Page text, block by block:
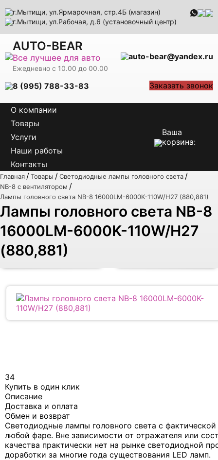
г.Мытищи, ул.Ярмарочная, стр.4Б (магазин)
г.Мытищи, ул.Рабочая, д.6 (установочный центр)
AUTO-BEAR
Все лучшее для авто
Ежедневно с 10.00 до 00.00
auto-bear@yandex.ru
8 (995) 788-33-83 Заказать звонок
О компании
Товары
Услуги
Наши работы
Контакты
Ваша
корзина:
Главная /Товары /Светодиодные лампы головного света /
NB-8 с вентилятором /
Лампы головного света NB-8 16000LM-6000K-110W/H27 (880,881)
Лампы головного света NB-8
16000LM-6000K-110W/H27
(880,881)
34
Купить в один клик
Описание
Доставка и оплата
Обмен и возврат
Светодиодные лампы головного света с
любой фаре. Вне зависимости от отражателя или
качества практически нет на рынке светодиодной
доработки за многие года существования LED ламп.